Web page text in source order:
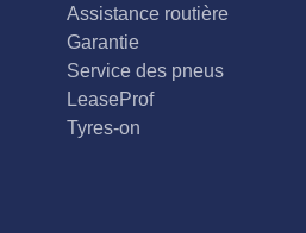
Assistance routière
Garantie
Service des pneus
LeaseProf
Tyres-on